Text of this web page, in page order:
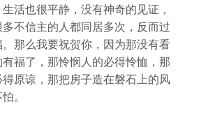
活也很平静，没有神奇的见证，
不信主的人都同居多次，反而过
那么我要祝贺你，因为那没有看
有福了，那怜悯人的必得怜恤，那
原谅，那把房子造在磐石上的风
。